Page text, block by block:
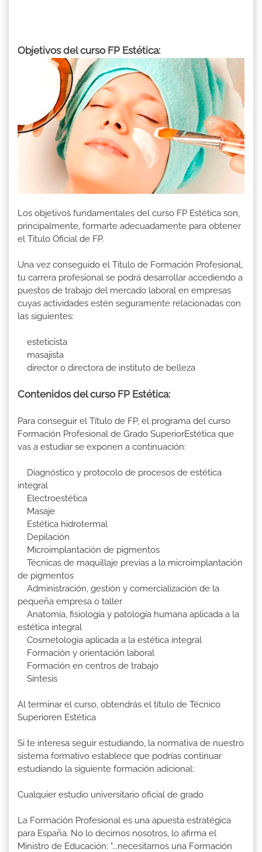
Objetivos del curso FP Estética:
Los objetivos fundamentales del curso FP Estética son,
principalmente, formarte adecuadamente para obtener
el Titulo Oficial de FP.
Una vez conseguido el Título de Formación Profesional,
tu carrera profesional se podrá desarrollar accediendo a
puestos de trabajo del mercado laboral en empresas
cuyas actividades estén seguramente relacionadas con
las siguientes:
esteticista
masajista
director o directora de instituto de belleza
Contenidos del curso FP Estética:
Para conseguir el Título de FP, el programa del curso
Formación Profesional de Grado SuperiorEstética que
vas a estudiar se exponen a continuación:
Diagnóstico y protocolo de procesos de estética
integral
Electroestética
Masaje
Estética hidrotermal
Depilación
Microimplantación de pigmentos
Técnicas de maquillaje previas a la microimplantación
de pigmentos
Administración, gestión y comercialización de la
pequeña empresa o taller
Anatomía, fisiología y patología humana aplicada a la
estética integral
Cosmetología aplicada a la estética integral
Formación y orientación laboral
Formación en centros de trabajo
Síntesis
Al terminar el curso, obtendrás el título de Técnico
Superioren Estética
Si te interesa seguir estudiando, la normativa de nuestro
sistema formativo establece que podrías continuar
estudiando la siguiente formación adicional:
Cualquier estudio universitario oficial de grado
La Formación Profesional es una apuesta estratégica
para España. No lo decimos nosotros, lo afirma el
Ministro de Educación: "...necesitamos una Formación